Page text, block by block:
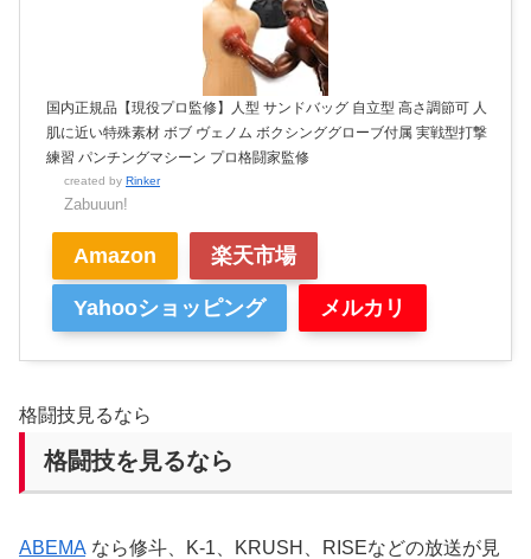
国内正規品【現役プロ監修】人型 サンドバッグ 自立型 高さ調節可 人
肌に近い特殊素材 ボブ ヴェノム ボクシンググローブ付属 実戦型打撃
練習 パンチングマシーン プロ格闘家監修
created by Rinker
Zabuuun!
Amazon 楽天市場
Yahooショッピング メルカリ
格闘技見るなら
格闘技を見るなら
ABEMA なら修斗、K-1、KRUSH、RISEなどの放送が見